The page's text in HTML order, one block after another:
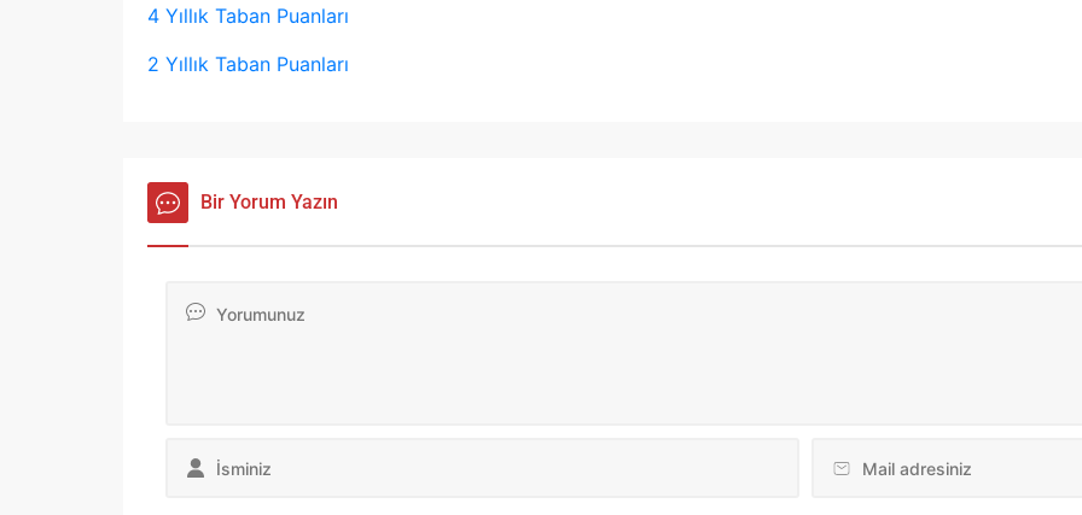
4 Yıllık Taban Puanları
2 Yıllık Taban Puanları
Bir Yorum Yazın